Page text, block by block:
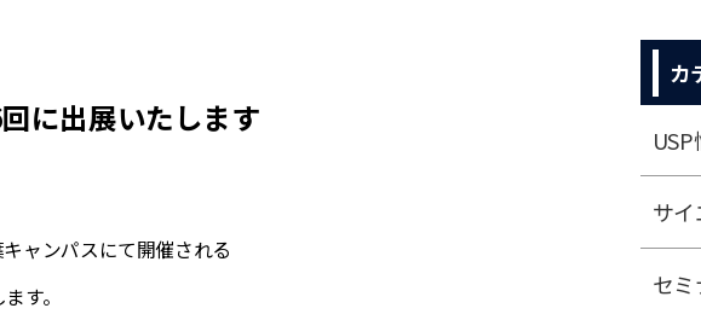
に出展いたします
ャンパスにて開催される
す。
カ
サ
セ